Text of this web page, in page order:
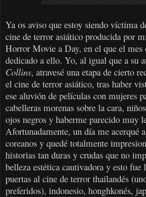
Ya os aviso que estoy siendo víctima
cine de terror asiático producida por
Horror Movie a Day, en el que el mes
dedicado a ello. Yo, al igual que a su
Collins, atravesé una etapa de cierto
el cine de terror asiático, tras haber
ese aluvión de películas con mujeres
cabelleras morenas sobre la cara,
ojos negros y haberme parecido muy
Afortunadamente, un día me acerqué
coreanos y quedé totalmente
historias tan duras y crudas que no
belleza estética cautivadora y esto fue
puertas al cine de terror thailandés
preferidos), indonesio, honghkonés,